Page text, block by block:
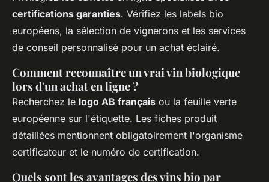
certifications garanties. Vérifiez les labels bio
européens, la sélection de vignerons et les services
de conseil personnalisé pour un achat éclairé.
Comment reconnaître un vrai vin biologique
lors d'un achat en ligne ?
Recherchez le logo AB français ou la feuille verte
européenne sur l'étiquette. Les fiches produit
détaillées mentionnent obligatoirement l'organisme
certificateur et le numéro de certification.
Quels sont les avantages des vins bio par